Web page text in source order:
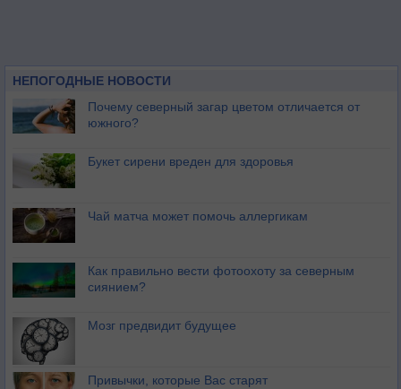
НЕПОГОДНЫЕ НОВОСТИ
Почему северный загар цветом отличается от
южного?
Букет сирени вреден для здоровья
Чай матча может помочь аллергикам
Как правильно вести фотоохоту за северным
сиянием?
Мозг предвидит будущее
Привычки, которые Вас старят